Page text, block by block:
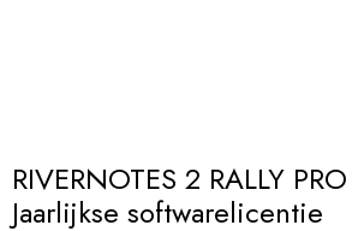
RIVERNOTES 2 RALLY
Jaarlijkse softwarelicentie